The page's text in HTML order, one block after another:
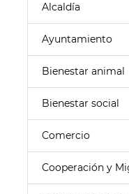
Alcaldía
Ayuntamiento
Bienestar animal
Bienestar social
Comercio
Cooperación y